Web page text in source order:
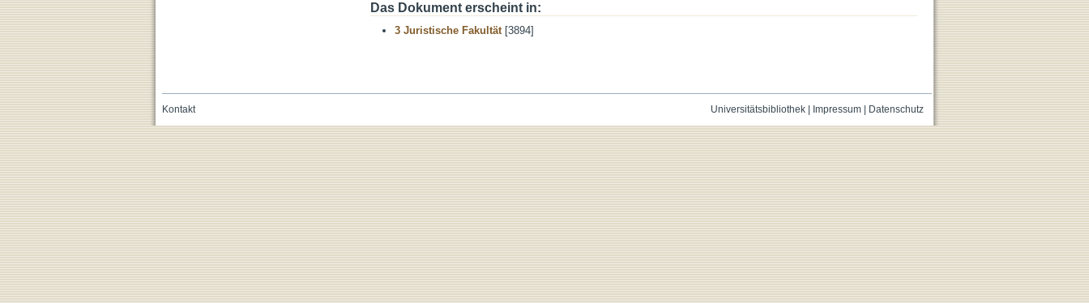
Das Dokument erscheint in:
3 Juristische Fakultät[3894]
Universitätsbibliothek| Impressum| Datenschutz
Kontakt